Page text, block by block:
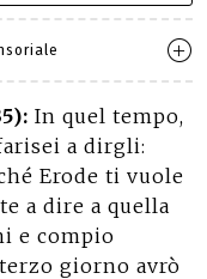
In quel tempo,
a dirgli:
Erode ti vuole
a dire a quella
e compio
giorno avrò